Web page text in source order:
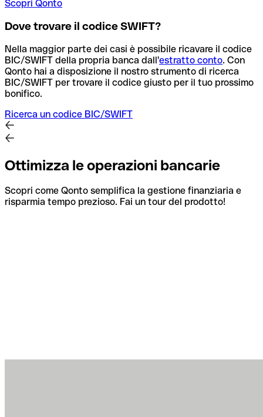
Scopri Qonto
Dove trovare il codice SWIFT?
Nella maggior parte dei casi è possibile ricavare il codice
BIC/SWIFT della propria banca dall'estratto conto. Con
Qonto hai a disposizione il nostro strumento di ricerca
BIC/SWIFT per trovare il codice giusto per il tuo prossimo
bonifico.
Ricerca un codice BIC/SWIFT
Ottimizza le operazioni bancarie
Scopri come Qonto semplifica la gestione finanziaria e
risparmia tempo prezioso. Fai un tour del prodotto!